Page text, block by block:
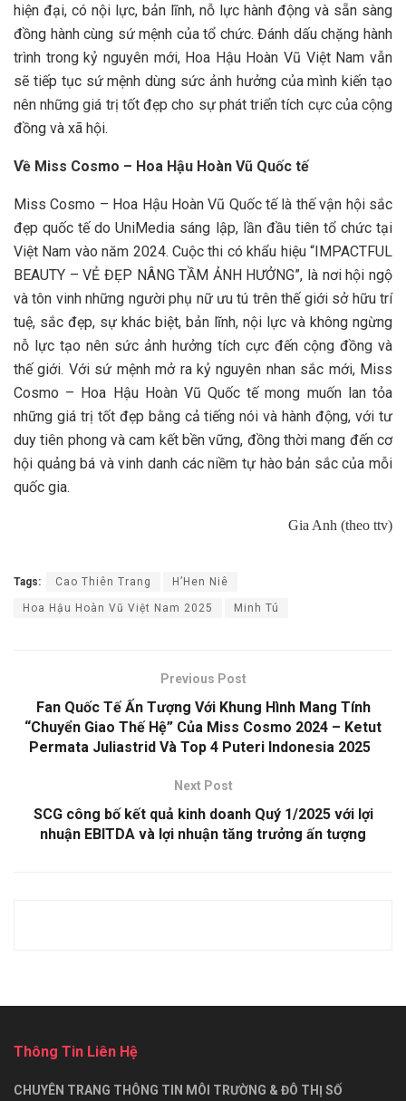
hiện đại, có nội lực, bản lĩnh, nỗ lực hành động và sẵn sàng
đồng hành cùng sứ mệnh của tổ chức. Đánh dấu chặng hành
trình trong kỷ nguyên mới, Hoa Hậu Hoàn Vũ Việt Nam vẫn
sẽ tiếp tục sứ mệnh dùng sức ảnh hưởng của mình kiến tạo
nên những giá trị tốt đẹp cho sự phát triển tích cực của cộng
đồng và xã hội.
Về Miss Cosmo – Hoa Hậu Hoàn Vũ Quốc tế
Miss Cosmo – Hoa Hậu Hoàn Vũ Quốc tế là thế vận hội sắc
đẹp quốc tế do UniMedia sáng lập, lần đầu tiên tổ chức tại
Việt Nam vào năm 2024. Cuộc thi có khẩu hiệu “IMPACTFUL
BEAUTY – VẺ ĐẸP NÂNG TẦM ẢNH HƯỞNG”, là nơi hội ngộ
và tôn vinh những người phụ nữ ưu tú trên thế giới sở hữu trí
tuệ, sắc đẹp, sự khác biệt, bản lĩnh, nội lực và không ngừng
nỗ lực tạo nên sức ảnh hưởng tích cực đến cộng đồng và
thế giới. Với sứ mệnh mở ra kỷ nguyên nhan sắc mới, Miss
Cosmo – Hoa Hậu Hoàn Vũ Quốc tế mong muốn lan tỏa
những giá trị tốt đẹp bằng cả tiếng nói và hành động, với tư
duy tiên phong và cam kết bền vững, đồng thời mang đến cơ
hội quảng bá và vinh danh các niềm tự hào bản sắc của mỗi
quốc gia.
Gia Anh (theo ttv)
Tags: Cao Thiên Trang H’Hen Niê
Hoa Hậu Hoàn Vũ Việt Nam 2025 Minh Tú
Previous Post
Fan Quốc Tế Ấn Tượng Với Khung Hình Mang Tính
“Chuyển Giao Thế Hệ” Của Miss Cosmo 2024 – Ketut
Permata Juliastrid Và Top 4 Puteri Indonesia 2025
Next Post
SCG công bố kết quả kinh doanh Quý 1/2025 với lợi
nhuận EBITDA và lợi nhuận tăng trưởng ấn tượng
Thông Tin Liên Hệ
CHUYÊN TRANG THÔNG TIN MÔI TRƯỜNG & ĐÔ THỊ SỐ